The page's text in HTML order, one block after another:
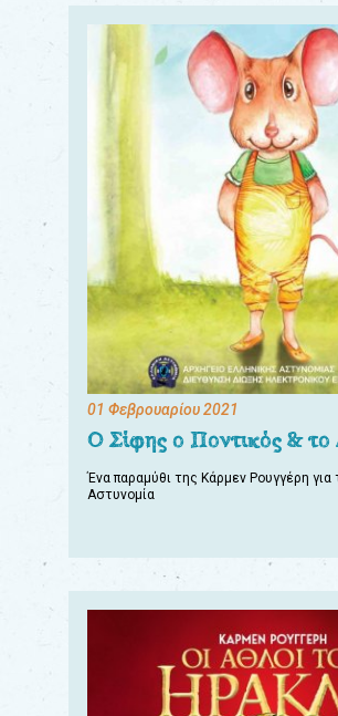
01 Φεβρουαρίου 2021
Ο Σίφης ο Ποντικός & το
Ένα παραμύθι της Κάρμεν Ρουγγέρη για
Αστυνομία